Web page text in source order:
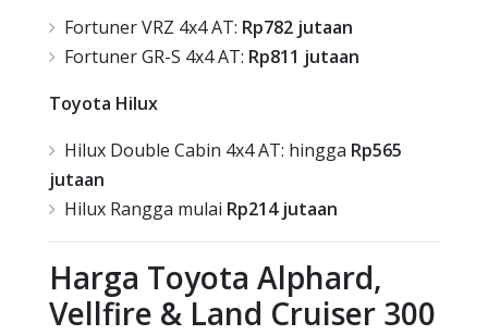
Fortuner VRZ 4x4 AT: Rp782 jutaan
Fortuner GR-S 4x4 AT: Rp811 jutaan
Toyota Hilux
Hilux Double Cabin 4x4 AT: hingga Rp565
jutaan
Hilux Rangga mulai Rp214 jutaan
Harga Toyota Alphard,
Vellfire & Land Cruiser 300